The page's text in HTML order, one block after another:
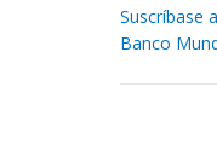
Suscríbase
Banco